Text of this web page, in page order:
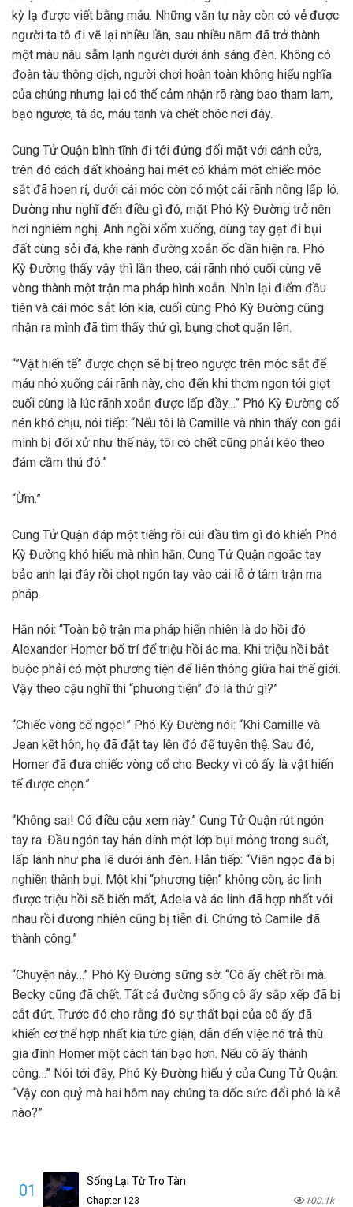
kỳ lạ được viết bằng máu. Những văn tự này còn có vẻ được
người ta tô đi vẽ lại nhiều lần, sau nhiều năm đã trở thành
một màu nâu sẫm lạnh người dưới ánh sáng đèn. Không có
đoàn tàu thông dịch, người chơi hoàn toàn không hiểu nghĩa
của chúng nhưng lại có thể cảm nhận rõ ràng bao tham lam,
bạo ngược, tà ác, máu tanh và chết chóc nơi đây.
Cung Tử Quận bình tĩnh đi tới đứng đối mặt với cánh cửa,
trên đó cách đất khoảng hai mét có khảm một chiếc móc
sắt đã hoen rỉ, dưới cái móc còn có một cái rãnh nông lấp ló.
Dường như nghĩ đến điều gì đó, mặt Phó Kỳ Đường trở nên
hơi nghiêm nghị. Anh ngồi xổm xuống, dùng tay gạt đi bụi
đất cùng sỏi đá, khe rãnh đường xoắn ốc dần hiện ra. Phó
Kỳ Đường thấy vậy thì lần theo, cái rãnh nhỏ cuối cùng vẽ
vòng thành một trận ma pháp hình xoắn. Nhìn lại điểm đầu
tiên và cái móc sắt lớn kia, cuối cùng Phó Kỳ Đường cũng
nhận ra mình đã tìm thấy thứ gì, bụng chợt quặn lên.
“”Vật hiến tế” được chọn sẽ bị treo ngược trên móc sắt để
máu nhỏ xuống cái rãnh này, cho đến khi thơm ngon tới giọt
cuối cùng là lúc rãnh xoắn được lấp đầy…” Phó Kỳ Đường cố
nén khó chịu, nói tiếp: “Nếu tôi là Camille và nhìn thấy con gái
mình bị đối xử như thế này, tôi có chết cũng phải kéo theo
đám cầm thú đó.”
“Ừm.”
Cung Tử Quận đáp một tiếng rồi cúi đầu tìm gì đó khiến Phó
Kỳ Đường khó hiểu mà nhìn hắn. Cung Tử Quận ngoắc tay
bảo anh lại đây rồi chọt ngón tay vào cái lỗ ở tâm trận ma
pháp.
Hắn nói: “Toàn bộ trận ma pháp hiển nhiên là do hồi đó
Alexander Homer bố trí để triệu hồi ác ma. Khi triệu hồi bắt
buộc phải có một phương tiện để liên thông giữa hai thế giới.
Vậy theo cậu nghĩ thì “phương tiện” đó là thứ gì?”
“Chiếc vòng cổ ngọc!” Phó Kỳ Đường nói: “Khi Camille và
Jean kết hôn, họ đã đặt tay lên đó để tuyên thệ. Sau đó,
Homer đã đưa chiếc vòng cổ cho Becky vì cô ấy là vật hiến
tế được chọn.”
“Không sai! Có điều cậu xem này.” Cung Tử Quận rút ngón
tay ra. Đầu ngón tay hắn dính một lớp bụi mỏng trong suốt,
lấp lánh như pha lê dưới ánh đèn. Hắn tiếp: “Viên ngọc đã bị
nghiền thành bụi. Một khi “phương tiện” không còn, ác linh
được triệu hồi sẽ biến mất, Adela và ác linh đã hợp nhất với
nhau rồi đương nhiên cũng bị tiễn đi. Chứng tỏ Camile đã
thành công.”
“Chuyện này…” Phó Kỳ Đường sững sờ: “Cô ấy chết rồi mà.
Becky cũng đã chết. Tất cả đường sống cô ấy sắp xếp đã bị
cắt đứt. Trước đó cho rằng đó sự thất bại của cô ấy đã
khiến cơ thể hợp nhất kia tức giận, dẫn đến việc nó trả thù
gia đình Homer một cách tàn bạo hơn. Nếu cô ấy thành
công…” Nói tới đây, Phó Kỳ Đường hiểu ý của Cung Tử Quận:
“Vậy con quỷ mà hai hôm nay chúng ta dốc sức đối phó là kẻ
nào?”
01 Sống Lại Từ Tro Tàn
Chapter 123 100.1k